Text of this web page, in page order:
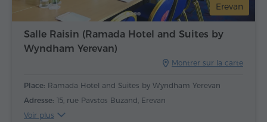
Erevan
Salle Raisin (Ramada Hotel and Suites by
Wyndham Yerevan)
Montrer sur la carte
Place: Ramada Hotel and Suites by Wyndham Yerevan
Adresse: 15, rue Pavstos Buzand, Erevan
Voir plus